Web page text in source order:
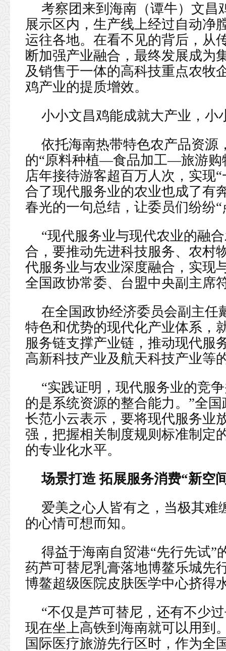
考察团来到海南（谭牛）文昌
展示区内，生产线上经过自动净
运往各地。在看不见的背后，从
断加强产业融合，最终发展成为
及销售于一体的高科技重点农牧
鸡产业的提质增效。
小小文昌鸡能成就大产业，小
依托海南热带特色农产品资源
的“原料种植—食品加工—旅游购
店年接待游客超百万人次，实现
合了现代服务业的农业也成了有
春光的一句总结，让委员们纷纷“
“现代服务业与现代农业的融
合，要推动先进科技服务、农村
代服务业与农业深度融合，实现
全国政协常委、台盟中央副主席
在全国政协经济委员会副主任
特色和优势的现代化产业体系，
服务链支撑产业链，推动现代服
高新科技产业及航天科技产业等
“实践证明，现代服务业的竞
的是系统资源的整合能力。”全
长范小云表示，要将现代服务业
强，把握相关制度规则标准制定
的专业化水平。
场景打造 拓展服务消费“新空
爱美之心人皆有之，当极其难
的心情可想而知。
得益于海南自贸港“先行先试”
药芦可替尼乳膏落地博鳌乐城先
博鳌超级医院皮肤医学中心挤得
“不仅是芦可替尼，还有不少
现在坐上高铁到海南就可以用到
国际医疗旅游先行区时，作为全